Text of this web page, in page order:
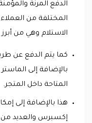
الدفع المرنة
المختلفة من
الاستلام وهي من
كما يتم الدفع عن
بالإضافة إلى
المتاحة داخل المتجر.
هذا بالإضافة إلى
إكسبرس والعديد من